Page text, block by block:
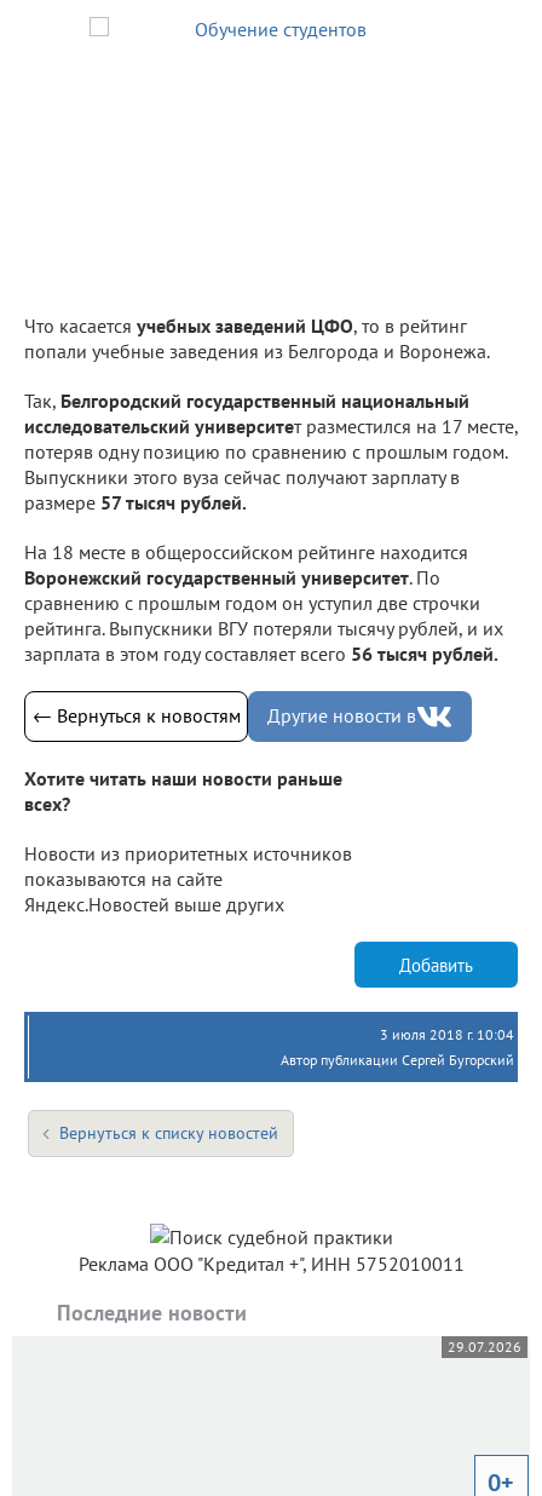
Что касается учебных заведений ЦФО, то в рейтинг
попали учебные заведения из Белгорода и Воронежа.
Так, Белгородский государственный национальный
исследовательский университет разместился на 17 месте,
потеряв одну позицию по сравнению с прошлым годом.
Выпускники этого вуза сейчас получают зарплату в
размере 57 тысяч рублей.
На 18 месте в общероссийском рейтинге находится
Воронежский государственный университет. По
сравнению с прошлым годом он уступил две строчки
рейтинга. Выпускники ВГУ потеряли тысячу рублей, и их
зарплата в этом году составляет всего 56 тысяч рублей.
← Вернуться к новостям Другие новости в
Хотите читать наши новости раньше
всех?
Новости из приоритетных источников
показываются на сайте
Яндекс.Новостей выше других
Добавить
3 июля 2018 г. 10:04
Автор публикации Сергей Бугорский
Вернуться к списку новостей
Реклама ООО "Кредитал +", ИНН 5752010011
Последние новости
29.07.2026
0+